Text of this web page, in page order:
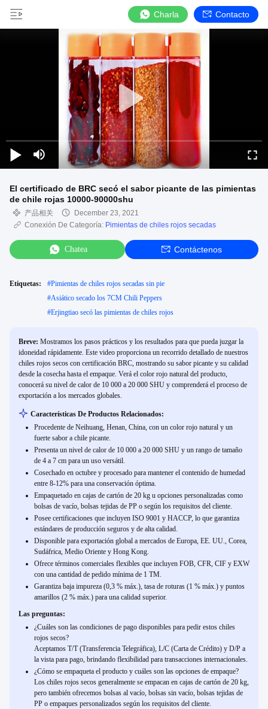
Charla Contacto
El certificado de BRC secó el sabor picante de las pimientas
de chile rojas 10000-90000shu
产品相关
December 23, 2021
Conexión De Categoría: Pimientas de chiles rojos secadas
Chatea Contáctenos
Etiquetas: #Pimientas de chiles rojos secadas sin pie
#Asiático secado los 7CM Chili Peppers
#Erjingtiao secó las pimientas de chiles rojos
Breve: Mostramos los pasos prácticos y los resultados para que pueda juzgar la
idoneidad rápidamente. Este video proporciona un recorrido detallado de nuestros
chiles rojos secos con certificación BRC, mostrando su sabor picante y su calidad
desde la cosecha hasta el empaque. Verá el color rojo natural del producto,
conocerá su nivel de calor de 10 000 a 20 000 SHU y comprenderá el proceso de
exportación a los mercados globales.
Características De Productos Relacionados:
Procedente de Neihuang, Henan, China, con un color rojo natural y un
fuerte sabor a chile picante.
Presenta un nivel de calor de 10 000 a 20 000 SHU y un rango de tamaño
de 4 a 7 cm para un uso versátil.
Cosechado en octubre y procesado para mantener el contenido de humedad
entre 8-12% para una conservación óptima.
Empaquetado en cajas de cartón de 20 kg u opciones personalizadas como
bolsas de vacío, bolsas tejidas de PP o según los requisitos del cliente.
Posee certificaciones que incluyen ISO 9001 y HACCP, lo que garantiza
estándares de producción seguros y de alta calidad.
Disponible para exportación global a mercados de Europa, EE. UU., Corea,
Sudáfrica, Medio Oriente y Hong Kong.
Ofrece términos comerciales flexibles que incluyen FOB, CFR, CIF y EXW
con una cantidad de pedido mínima de 1 TM.
Garantiza baja impureza (0,3 % máx.), tasa de roturas (1 % máx.) y puntos
amarillos (2 % máx.) para una calidad superior.
Las preguntas:
¿Cuáles son las condiciones de pago disponibles para pedir estos chiles
rojos secos?
Aceptamos T/T (Transferencia Telegráfica), L/C (Carta de Crédito) y D/P a
la vista para pago, brindando flexibilidad para transacciones internacionales.
¿Cómo se empaqueta el producto y cuáles son las opciones de empaque?
Los chiles rojos secos generalmente se empacan en cajas de cartón de 20 kg,
pero también ofrecemos bolsas al vacío, bolsas sin vacío, bolsas tejidas de
PP o empaques personalizados según los requisitos del cliente.